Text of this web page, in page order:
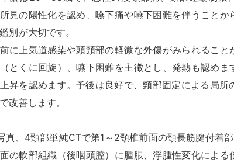
見の陽性化を認め、嚥下痛や嚥下困難を伴うこと
別が大切です。
に上気道感染や頭頸部の軽微な外傷がみられるこ
とくに回旋）、嚥下困難を主徴とし、発熱も認め
昇を認めます。予後は良好で、頸部固定による局所
改善します。
真、4頸部単純CTで第1～2頸椎前面の頸長筋腱付着
の軟部組織（後咽頭腔）に腫脹、浮腫性変化によ